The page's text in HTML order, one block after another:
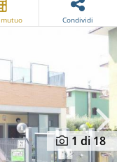
Condividi
1 di 18